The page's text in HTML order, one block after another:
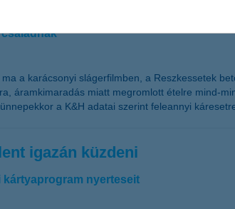
a karácsonyi slágerfilmben, a Reszkessetek
áramkimaradás miatt megromlott ételre mind-
a K&H adatai szerint feleannyi
igazán küzdeni
kártyaprogram nyerteseit